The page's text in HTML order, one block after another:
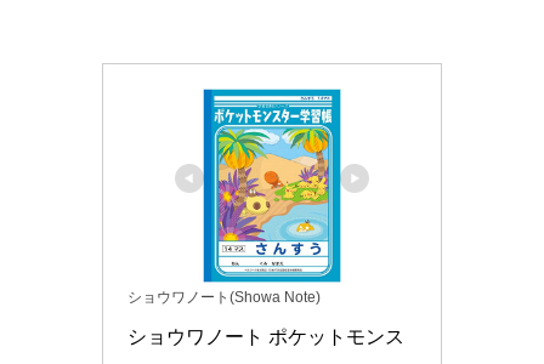
ショウワノート(Showa Note)
ショウワノート ポケットモンス